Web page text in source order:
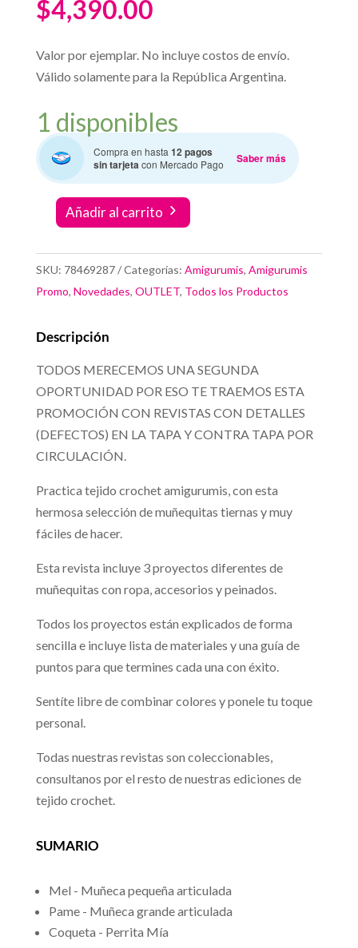
$4,390.00
Valor por ejemplar. No incluye costos de envío.
Válido solamente para la República Argentina.
1 disponibles
Compra en hasta12 pagos
sin tarjetacon Mercado Pago Saber más
Crochet
Muñequitas
cantidad
Añadir al carrito
SKU: 78469287 Categorías: Amigurumis, Amigurumis
Promo, Novedades, OUTLET, Todos los Productos
Descripción
TODOS MERECEMOS UNA SEGUNDA
OPORTUNIDAD POR ESO TE TRAEMOS ESTA
PROMOCIÓN CON REVISTAS CON DETALLES
(DEFECTOS) EN LA TAPA Y CONTRA TAPA POR
CIRCULACIÓN.
Practica tejido crochet amigurumis, con esta
hermosa selección de muñequitas tiernas y muy
fáciles de hacer.
Esta revista incluye 3 proyectos diferentes de
muñequitas con ropa, accesorios y peinados.
Todos los proyectos están explicados de forma
sencilla e incluye lista de materiales y una guía de
puntos para que termines cada una con éxito.
Sentíte libre de combinar colores y ponele tu toque
personal.
Todas nuestras revistas son coleccionables,
consultanos por el resto de nuestras ediciones de
tejido crochet.
SUMARIO
Mel - Muñeca pequeña articulada
Pame - Muñeca grande articulada
Coqueta - Perrita Mía